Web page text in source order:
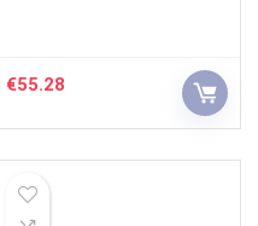
€55.28